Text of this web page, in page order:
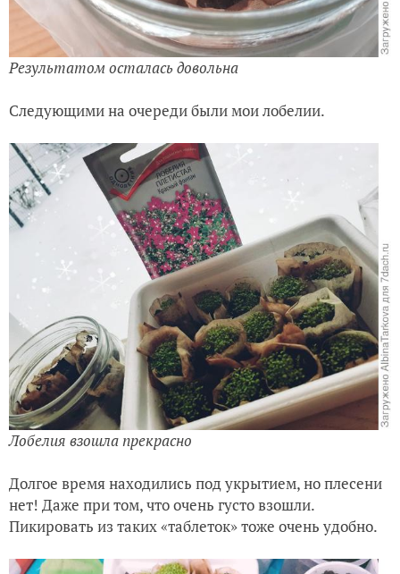
Результатом осталась довольна
Следующими на очереди были мои лобелии.
Лобелия взошла прекрасно
Долгое время находились под укрытием, но плесени
нет! Даже при том, что очень густо взошли.
Пикировать из таких «таблеток» тоже очень удобно.